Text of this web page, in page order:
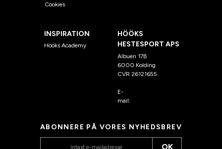
Cookies
INSPIRATION
Hööks Academy
HÖÖKS
HESTESPORT APS
Albuen 17B
6000 Kolding
CVR 26121655
E-
mail:
ABONNERE PÅ VORES NYHEDSBREV
OK